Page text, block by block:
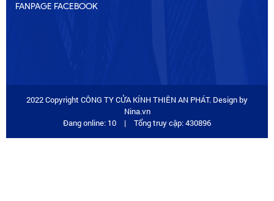
FANPAGE FACEBOOK
2022 Copyright CÔNG TY CỬA KÍNH THIÊN AN PHÁT. Design by
Nina.vn
Đang online: 10
| Tổng truy cập: 430896